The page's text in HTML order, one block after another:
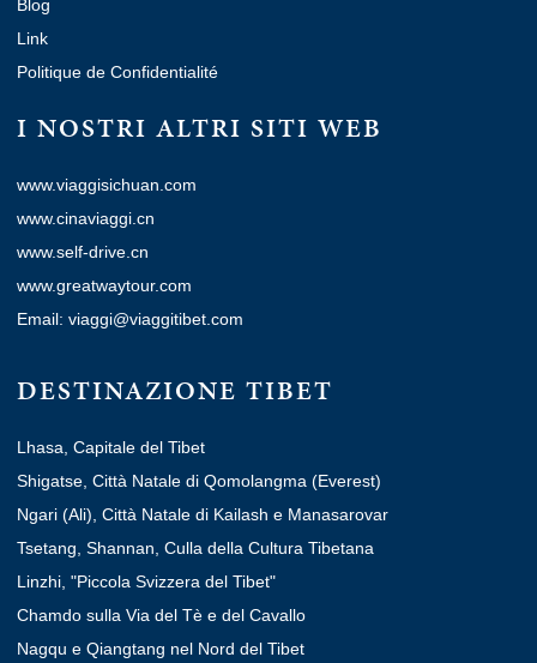
Blog
Link
Politique de Confidentialité
I NOSTRI ALTRI SITI WEB
www.viaggisichuan.com
www.cinaviaggi.cn
www.self-drive.cn
www.greatwaytour.com
Email: viaggi@viaggitibet.com
DESTINAZIONE TIBET
Lhasa, Capitale del Tibet
Shigatse, Città Natale di Qomolangma (Everest)
Ngari (Ali), Città Natale di Kailash e Manasarovar
Tsetang, Shannan, Culla della Cultura Tibetana
Linzhi, "Piccola Svizzera del Tibet"
Chamdo sulla Via del Tè e del Cavallo
Nagqu e Qiangtang nel Nord del Tibet